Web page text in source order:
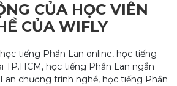
CỦA HỌC VIÊN
CỦA WIFLY
tiếng Phần Lan online, học tiếng
TP.HCM, học tiếng Phần Lan ngắn
chương trình nghề, học tiếng Phần